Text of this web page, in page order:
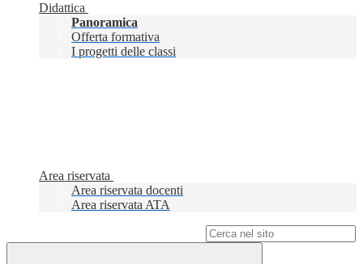
Didattica
Panoramica
Offerta formativa
I progetti delle classi
Area riservata
Area riservata docenti
Area riservata ATA